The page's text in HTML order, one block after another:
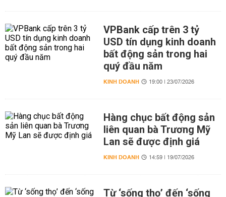
VPBank cấp trên 3 tỷ
USD tín dụng kinh doanh
bất động sản trong hai
quý đầu năm
KINH DOANH 19:00 | 23/07/2026
Hàng chục bất động sản
liên quan bà Trương Mỹ
Lan sẽ được định giá
KINH DOANH 14:59 | 19/07/2026
Từ ‘sống thọ’ đến ‘sống